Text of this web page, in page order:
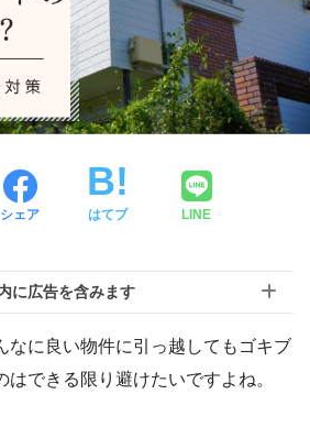
シェア はてブ LINE
に広告を含みます
なに良い物件に引っ越してもゴキブ
はできる限り避けたいですよね。